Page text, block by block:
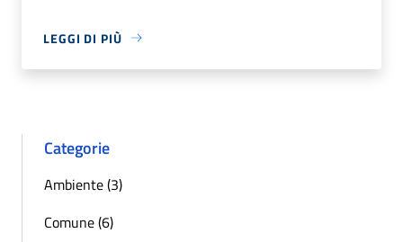
LEGGI DI PIÙ
Categorie
Ambiente (3)
Comune (6)